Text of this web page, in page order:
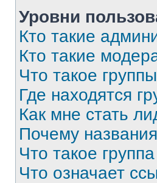
Уровни
Кто такие
Кто такие
Что такое
Где находятся
Как мне стать
Почему
Что такое
Что означает